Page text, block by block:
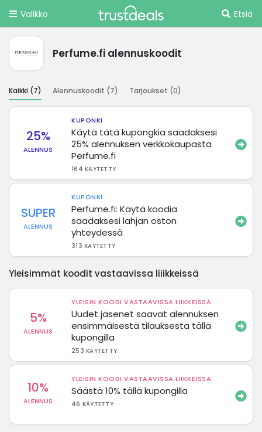
Valikko Etsiä
Perfume.fi alennuskoodit
Kaikki (7) Alennuskoodit (7) Tarjoukset (0)
25%
ALENNUS
KUPONKI
Käytä tätä kupongkia saadaksesi
25% alennuksen verkkokaupasta
Perfume.fi
164 KÄYTETTY
SUPER
ALENNUS
KUPONKI
Perfume.fi: Käytä koodia
saadaksesi lahjan oston
yhteydessä
313 KÄYTETTY
Yleisimmät koodit vastaavissa liiikkeissä
5%
ALENNUS
YLEISIN KOODI VASTAAVISSA LIIKKEISSÄ
Uudet jäsenet saavat alennuksen
ensimmäisestä tilauksesta tällä
kupongilla
253 KÄYTETTY
10%
ALENNUS
YLEISIN KOODI VASTAAVISSA LIIKKEISSÄ
Säästä 10% tällä kupongilla
46 KÄYTETTY